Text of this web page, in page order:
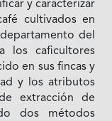
y caracterizar
cultivados en
del
los caficultores
en sus fincas y
y los atributos
extracción de
dos métodos